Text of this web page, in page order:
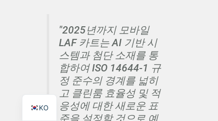
"2025년까지 모바일
LAF 카트는 AI 기반 시
스템과 첨단 소재를 통
합하여 ISO 14644-1 규
정 준수의 경계를 넓히
고 클린룸 효율성 및 적
응성에 대한 새로운 표
준을 설정할 것으로 예
KO